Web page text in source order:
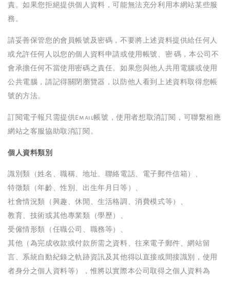
責。如果您拒絕提供個人資料，可能無法充分利用本網站某些服
務。
請妥善保管您的會員帳號及密碼，不要將上述資料提供給任何人
或允許任何人以您的個人資料申請或使用帳號、密 碼，本公司不
會承擔任何不當使用密碼之責任。如果您與他人共用電腦或使用
公共電腦，請記得關閉瀏覽器，以防他人看到上述資料取得您帳
號的方法。
訂閱電子報只需提供Email帳號，使用者想取消訂閱，可聯繫相應
網站之客服協助取消訂閱。
個人資料類別
識別類（姓名、職稱、地址、聯絡電話、電子郵件信箱）、
特徵類（年齡、性別、出生年月日等）、
社會情況類（興趣、休閒、生活格調、消費模式等）、
教育、技術或其他專業類（學歷）、
受僱情形類（任職公司、職務等）、
其他（為完成收款或付款所需之資料、往來電子郵件、網站留
言、系統自動紀錄之軌跡資訊及其他得以直接或間接識別，使用
者身分之個人資料等），惟將以實際本公司取得之個人資料為